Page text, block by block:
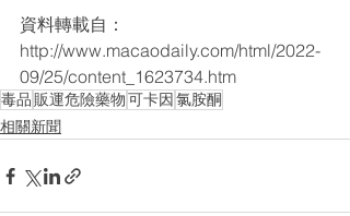
資料轉載自：
http://www.macaodaily.com/html/2022-
09/25/content_1623734.htm
毒品販運危險藥物可卡因氯胺酮
相關新聞